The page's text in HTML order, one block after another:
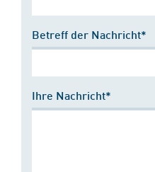
Betreff der Nachricht*
Ihre Nachricht*